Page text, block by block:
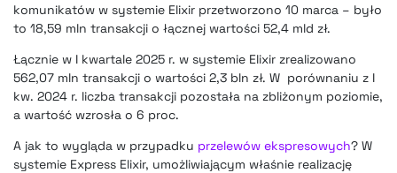
komunikatów w systemie Elixir przetworzono 10 marca – było
to 18,59 mln transakcji o łącznej wartości 52,4 mld zł.
Łącznie w I kwartale 2025 r. w systemie Elixir zrealizowano
562,07 mln transakcji o wartości 2,3 bln zł. W porównaniu z I
kw. 2024 r. liczba transakcji pozostała na zbliżonym poziomie,
a wartość wzrosła o 6 proc.
A jak to wygląda w przypadku przelewów ekspresowych? W
systemie Express Elixir, umożliwiającym właśnie realizację